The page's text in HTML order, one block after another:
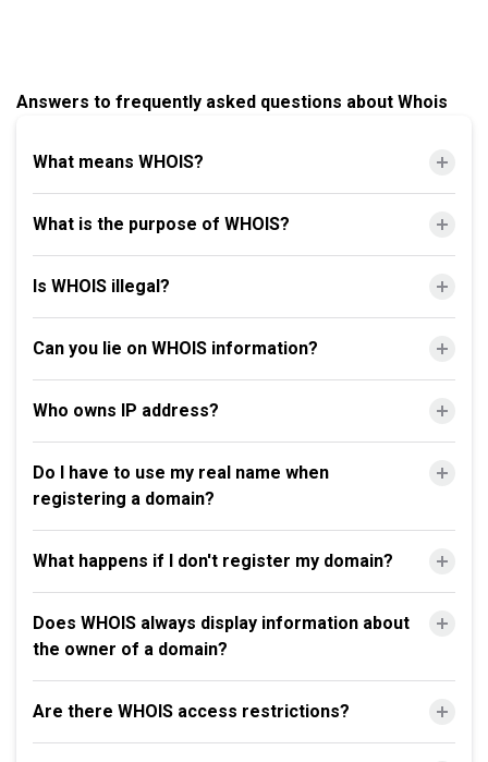
Answers to frequently asked questions about Whois
What means WHOIS?
What is the purpose of WHOIS?
Is WHOIS illegal?
Can you lie on WHOIS information?
Who owns IP address?
Do I have to use my real name when
registering a domain?
What happens if I don't register my domain?
Does WHOIS always display information about
the owner of a domain?
Are there WHOIS access restrictions?